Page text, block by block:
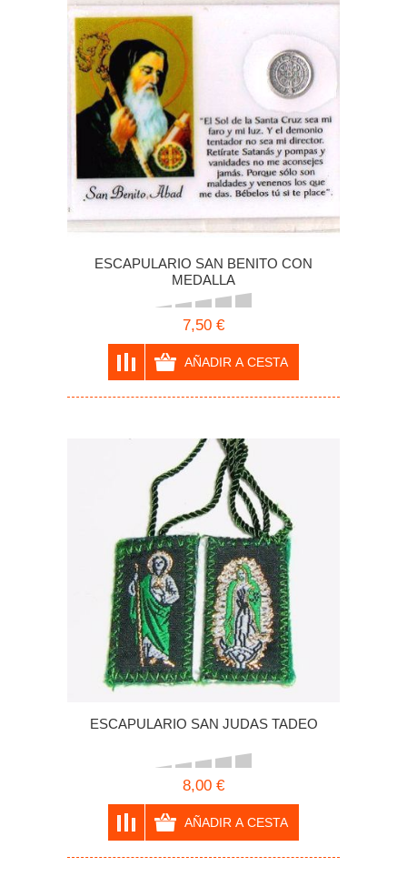
ESCAPULARIO SAN BENITO CON
MEDALLA
7,50 €
ESCAPULARIO SAN JUDAS TADEO
8,00 €